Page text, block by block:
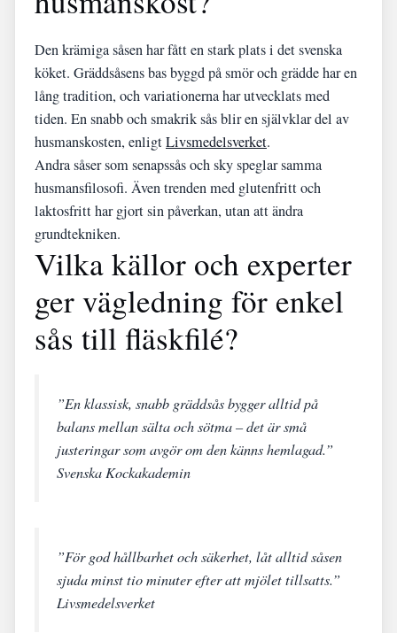
Den krämiga såsen har fått en stark plats i det svenska
köket. Gräddsåsens bas byggd på smör och grädde har en
lång tradition, och variationerna har utvecklats med
tiden. En snabb och smakrik sås blir en självklar del av
husmanskosten, enligtLivsmedelsverket.
Andra såser som senapssås och sky speglar samma
husmansfilosofi. Även trenden med glutenfritt och
laktosfritt har gjort sin påverkan, utan att ändra
grundtekniken.
Vilka källor och experter
ger vägledning för enkel
sås till fläskfilé?
”En klassisk, snabb gräddsås bygger alltid på
balans mellan sälta och sötma – det är små
justeringar som avgör om den känns hemlagad.”
Svenska Kockakademin
”För god hållbarhet och säkerhet, låt alltid såsen
sjuda minst tio minuter efter att mjölet tillsatts.”
Livsmedelsverket